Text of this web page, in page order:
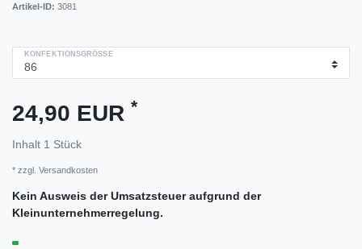
Artikel-ID: 3081
KONFEKTIONSGRÖSSE
24,90 EUR *
Inhalt 1 Stück
* zzgl. Versandkosten
Kein Ausweis der Umsatzsteuer aufgrund der
Kleinunternehmerregelung.